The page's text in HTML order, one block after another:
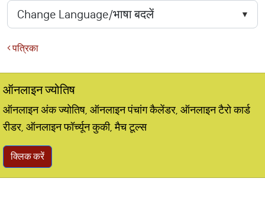
पत्रिका
ऑनलाइन ज्योतिष
ऑनलाइन अंक ज्योतिष, ऑनलाइन पंचांग कैलेंडर, ऑनलाइन टैरो कार्ड
रीडर, ऑनलाइन फॉर्च्यून कुकी, मैच टूल्स
क्लिक करें